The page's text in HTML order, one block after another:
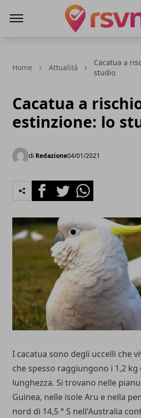
Home Attualità
Cacatua a
studio
Cacatua a
estinzione: lo
di Redazione04/01/2021
FacebookTwitterWhatsapp
I cacatua sono degli uccelli che
che spesso raggiungono i 1,2 kg
lunghezza. Si trovano nelle
Guinea, nelle isole Aru e nella
nord di 14,5 ° S nell'Australia